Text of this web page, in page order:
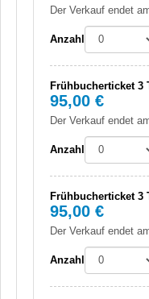
Der Verkauf endet
Anzahl
Frühbucherticket 3
95,00 €
Der Verkauf endet
Anzahl
Frühbucherticket 3
95,00 €
Der Verkauf endet
Anzahl